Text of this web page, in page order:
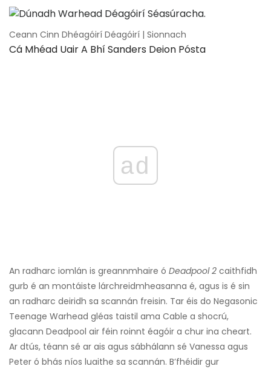
Ceann Cinn Dhéagóirí Déagóirí | Sionnach
Cá Mhéad Uair A Bhí Sanders Deion Pósta
ad
An radharc iomlán is greannmhaire ó Deadpool 2 caithfidh
gurb é an montáiste lárchreidmheasanna é, agus is é sin
an radharc deiridh sa scannán freisin. Tar éis do Negasonic
Teenage Warhead gléas taistil ama Cable a shocrú,
glacann Deadpool air féin roinnt éagóir a chur ina cheart.
Ar dtús, téann sé ar ais agus sábhálann sé Vanessa agus
Peter ó bhás níos luaithe sa scannán. B’fhéidir gur